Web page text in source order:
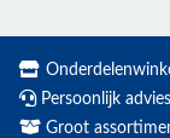
Persoonlijk
Groot